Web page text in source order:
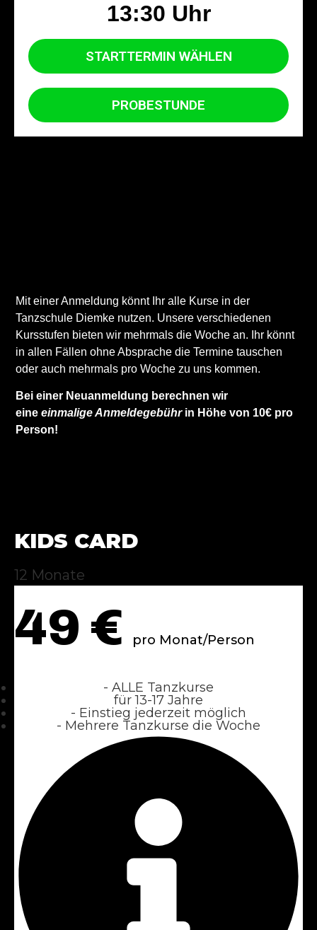
13:30 Uhr
STARTTERMIN WÄHLEN
PROBESTUNDE
Mit einer Anmeldung könnt Ihr alle Kurse in der
Tanzschule Diemke nutzen. Unsere verschiedenen
Kursstufen bieten wir mehrmals die Woche an. Ihr könnt
in allen Fällen ohne Absprache die Termine tauschen
oder auch mehrmals pro Woche zu uns kommen.
Bei einer Neuanmeldung berechnen wir
eineeinmalige Anmeldegebührin Höhe von 10€ pro
Person!
KIDS CARD
12 Monate
49 € pro Monat/Person
- ALLE Tanzkurse
für 13-17 Jahre
- Einstieg jederzeit möglich
- Mehrere Tanzkurse die Woche